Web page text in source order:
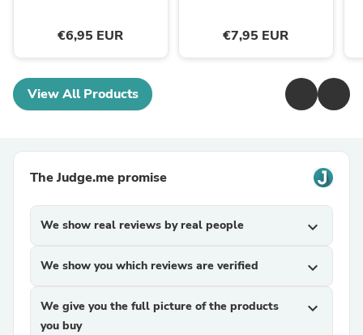
€6,95 EUR €7,95 EUR
View All Products
The Judge.me promise
We show real reviews by real people expand_more
We show you which reviews are verified expand_more
We give you the full picture of the products
you buy
expand_more